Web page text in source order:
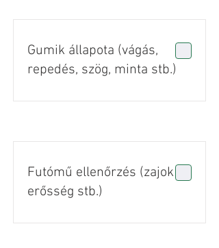
Gumik állapota (vágás,
repedés, szög, minta stb.)
Futómű ellenőrzés (zajok +
erősség stb.)